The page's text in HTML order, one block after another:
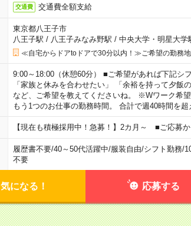
交通費 交通費全額支給
東京都八王子市
八王子駅 / 八王子みなみ野駅 / 中央大学・明星大学
≪自宅からドアtoドアで30分以内！≫ご希望の勤務地
9:00～18:00（休憩60分） ■ご希望があれば下記シ
「家族と休みを合わせたい」 「余裕を持って夕飯
など、ご希望を教えてくださいね。 ※Wワーク希
もう1つのお仕事の勤務時間。 合計で週40時間を超
【現在も積極採用中！急募！】2カ月～ ■ご応募
履歴書不要/40～50代活躍中/服装自由/シフト勤務/
不要
気になる！ 応募する